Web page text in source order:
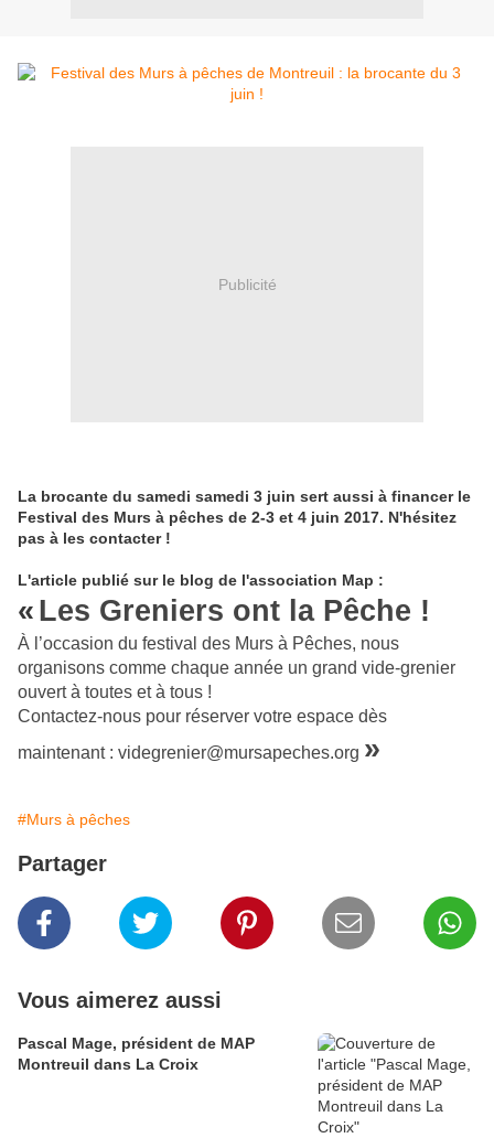
Publicité
La brocante du samedi samedi 3 juin sert aussi à financer le
Festival des Murs à pêches de 2-3 et 4 juin 2017. N'hésitez
pas à les contacter !
L'article publié sur le blog de l'association Map :
« Les Greniers ont la Pêche !
À l’occasion du festival des Murs à Pêches, nous
organisons comme chaque année un grand vide-grenier
ouvert à toutes et à tous !
Contactez-nous pour réserver votre espace dès
maintenant : videgrenier@mursapeches.org »
#Murs à pêches
Partager
Vous aimerez aussi
Pascal Mage, président de MAP
Montreuil dans La Croix